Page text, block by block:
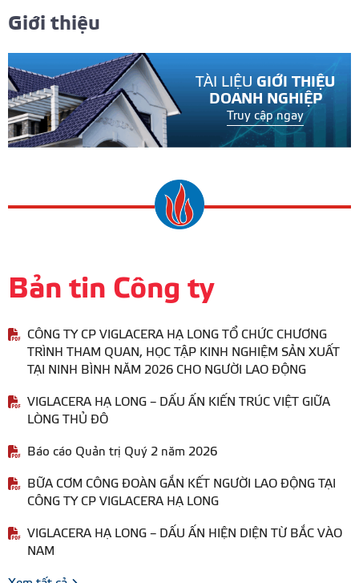
Giới thiệu
TÀI LIỆU GIỚI THIỆU
DOANH NGHIỆP
Truy cập ngay
Bản tin Công ty
CÔNG TY CP VIGLACERA HẠ LONG TỔ CHỨC CHƯƠNG
TRÌNH THAM QUAN, HỌC TẬP KINH NGHIỆM SẢN XUẤT
TẠI NINH BÌNH NĂM 2026 CHO NGƯỜI LAO ĐỘNG
VIGLACERA HẠ LONG – DẤU ẤN KIẾN TRÚC VIỆT GIỮA
LÒNG THỦ ĐÔ
Báo cáo Quản trị Quý 2 năm 2026
BỮA CƠM CÔNG ĐOÀN GẮN KẾT NGƯỜI LAO ĐỘNG TẠI
CÔNG TY CP VIGLACERA HẠ LONG
VIGLACERA HẠ LONG – DẤU ẤN HIỆN DIỆN TỪ BẮC VÀO
NAM